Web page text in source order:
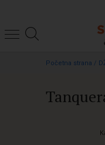
Početna strana /